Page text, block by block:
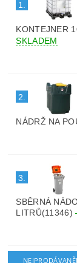
1.
KONTEJNER
SKLADEM
2.
NÁDRŽ NA
3.
SBĚRNÁ
LITRŮ(11346)